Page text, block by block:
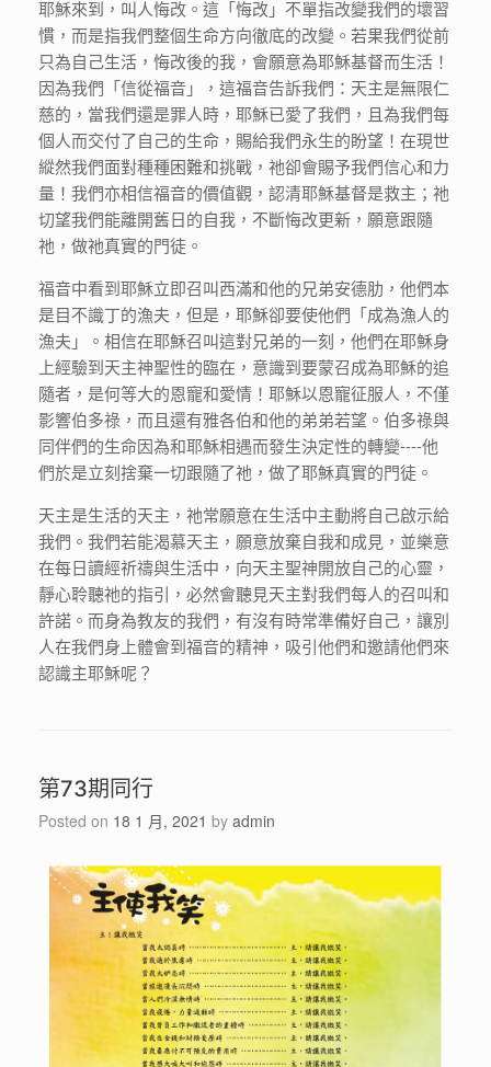
耶穌來到，叫人悔改。這「悔改」不單指改變我們的壞習
慣，而是指我們整個生命方向徹底的改變。若果我們從前
只為自己生活，悔改後的我，會願意為耶穌基督而生活！
因為我們「信從福音」，這福音告訴我們：天主是無限仁
慈的，當我們還是罪人時，耶穌已愛了我們，且為我們每
個人而交付了自己的生命，賜給我們永生的盼望！在現世
縱然我們面對種種困難和挑戰，祂卻會賜予我們信心和力
量！我們亦相信福音的價值觀，認清耶穌基督是救主；祂
切望我們能離開舊日的自我，不斷悔改更新，願意跟隨
祂，做祂真實的門徒。
福音中看到耶穌立即召叫西滿和他的兄弟安德肋，他們本
是目不識丁的漁夫，但是，耶穌卻要使他們「成為漁人的
漁夫」。相信在耶穌召叫這對兄弟的一刻，他們在耶穌身
上經驗到天主神聖性的臨在，意識到要蒙召成為耶穌的追
隨者，是何等大的恩寵和愛情！耶穌以恩寵征服人，不僅
影響伯多祿，而且還有雅各伯和他的弟弟若望。伯多祿與
同伴們的生命因為和耶穌相遇而發生決定性的轉變----他
們於是立刻捨棄一切跟隨了祂，做了耶穌真實的門徒。
天主是生活的天主，祂常願意在生活中主動將自己啟示給
我們。我們若能渴慕天主，願意放棄自我和成見，並樂意
在每日讀經祈禱與生活中，向天主聖神開放自己的心靈，
靜心聆聽祂的指引，必然會聽見天主對我們每人的召叫和
許諾。而身為教友的我們，有沒有時常準備好自己，讓別
人在我們身上體會到福音的精神，吸引他們和邀請他們來
認識主耶穌呢？
第73期同行
Posted on 18 1 月, 2021 by admin